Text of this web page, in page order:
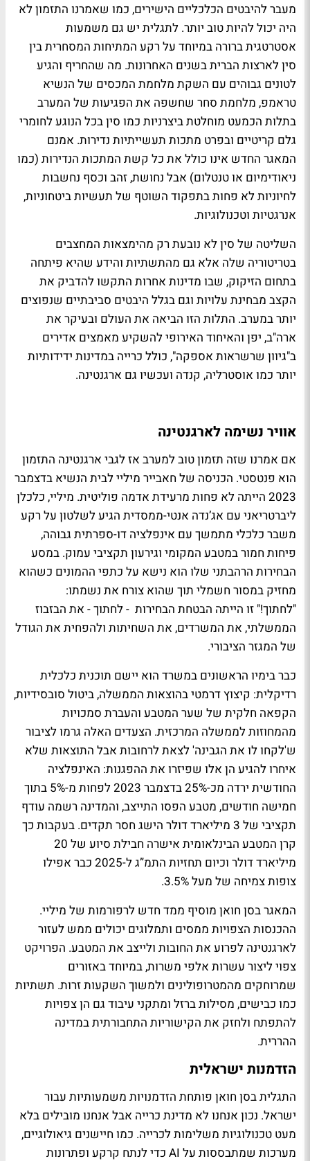
מעבר להיבטים הכלכליים הישירים, כמו שאמרנו התזמון לא
היה יכול להיות טוב יותר. לתגלית יש גם משמעות
אסטרטגית ברורה במיוחד על רקע המתיחות המסחרית בין
סין לארצות הברית בשנים האחרונות. מה שהחריף והגיע
לטונים גבוהים עם השקת מלחמת המכסים של הנשיא
טראמפ, מלחמת סחר שחשפה את הפגיעות של המערב
בתלות הכמעט מוחלטת ביצרניות כמו סין בכל הנוגע לחומרי
גלם קריטיים ובפרט מתכות תעשייתיות נדירות. אמנם
המאגר החדש אינו כולל את כל קשת המתכות הנדירות (כמו
ניאודימיום או טנטלום) אבל נחושת, זהב וכסף נחשבות
לחיוניות לא פחות בתפקוד השוטף של תעשיות ביטחוניות,
אנרגטיות וטכנולוגיות.
השליטה של סין לא נובעת רק מהימצאות המחצבים
בטריטוריה שלה אלא גם מהתשתיות והידע שהיא פיתחה
בתחום הזיקוק, שבו מדינות אחרות התקשו להדביק את
הקצב מבחינת עלויות וגם בגלל היבטים סביבתיים שנפוצים
יותר במערב. התלות הזו הביאה את העולם ובעיקר את
ארה"ב, יפן והאיחוד האירופי להשקיע מאמצים אדירים
ב"גיוון שרשראות אספקה", כולל כרייה במדינות ידידותיות
יותר כמו אוסטרליה, קנדה ועכשיו גם ארגנטינה.
אוויר נשימה לארגנטינה
אם אמרנו שזה תזמון טוב למערב אז לגבי ארגנטינה התזמון
הוא פנטסטי. הכניסה של חאבייר מיליי לבית הנשיא בדצמבר
2023 הייתה לא פחות מרעידת אדמה פוליטית. מיליי, כלכלן
ליברטריאני עם אג’נדה אנטי-ממסדית הגיע לשלטון על רקע
משבר כלכלי מתמשך עם אינפלציה דו-ספרתית גבוהה,
פיחות חמור במטבע המקומי וגירעון תקציבי עמוק. במסע
הבחירות הרהבתני שלו הוא נישא על כתפי ההמונים כשהוא
מחזיק במסור חשמלי תוך שהוא צורח את נשמתו:
"לחתוך!" זו הייתה הבטחת הבחירות - לחתוך - את הבזבוז
הממשלתי, את המשרדים, את השחיתות ולהפחית את הגודל
של המגזר הציבורי.
כבר בימיו הראשונים במשרד הוא יישם תוכנית כלכלית
רדיקלית: קיצוץ דרמטי בהוצאות הממשלה, ביטול סובסידיות,
הקפאה חלקית של שער המטבע והעברת סמכויות
מהמחוזות לממשלה המרכזית. הצעדים האלה גרמו לציבור
ש'לקחו לו את הגבינה' לצאת לרחובות אבל התוצאות שלא
איחרו להגיע הן אלו שפיזרו את ההפגנות: האינפלציה
החודשית ירדה מכ-25% בדצמבר 2023 לפחות מ-5% בתוך
חמישה חודשים, מטבע הפסו התייצב, והמדינה רשמה עודף
תקציבי של 3 מיליארד דולר הישג חסר תקדים. בעקבות כך
קרן המטבע הבינלאומית אישרה חבילת סיוע של 20
מיליארד דולר וכיום תחזיות התמ”ג ל-2025 כבר אפילו
צופות צמיחה של מעל 3.5%.
המאגר בסן חואן מוסיף ממד חדש לרפורמות של מיליי.
ההכנסות הצפויות ממסים ותמלוגים יכולים ממש לעזור
לארגנטינה לפרוע את החובות ולייצב את המטבע. הפרויקט
צפוי ליצור עשרות אלפי משרות, במיוחד באזורים
שמרוחקים מהמטרופולינים ולמשוך השקעות זרות. תשתיות
כמו כבישים, מסילות ברזל ומתקני עיבוד גם הן צפויות
להתפתח ולחזק את הקישוריות התחבורתית במדינה
ההררית.
הזדמנות ישראלית
התגלית בסן חואן פותחת הזדמנויות משמעותיות עבור
ישראל. נכון אנחנו לא מדינת כרייה אבל אנחנו מובילים בלא
מעט טכנולוגיות משלימות לכרייה. כמו חיישנים גיאולוגיים,
מערכות שמתבססות על AI כדי לנתח קרקע ופתרונות